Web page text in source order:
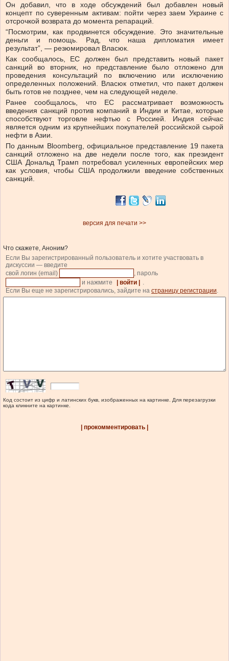
Он добавил, что в ходе обсуждений был добавлен новый
концепт по суверенным активам: пойти через заем Украине с
отсрочкой возврата до момента репараций.
“Посмотрим, как продвинется обсуждение. Это значительные
деньги и помощь. Рад, что наша дипломатия имеет
результат”, — резюмировал Власюк.
Как сообщалось, ЕС должен был представить новый пакет
санкций во вторник, но представление было отложено для
проведения консультаций по включению или исключению
определенных положений. Власюк отметил, что пакет должен
быть готов не позднее, чем на следующей неделе.
Ранее сообщалось, что ЕС рассматривает возможность
введения санкций против компаний в Индии и Китае, которые
способствуют торговле нефтью с Россией. Индия сейчас
является одним из крупнейших покупателей российской сырой
нефти в Азии.
По данным Bloomberg, официальное представление 19 пакета
санкций отложено на две недели после того, как президент
США Дональд Трамп потребовал усиленных европейских мер
как условия, чтобы США продолжили введение собственных
санкций.
версия для печати >>
Что скажете, Аноним?
Если Вы зарегистрированный пользователь и хотите участвовать в
дискуссии — введите
свой логин (email)
, пароль
и нажмите
| войти |
.
Если Вы еще не зарегистрировались, зайдите на страницу регистрации.
Код состоит из цифр и латинских букв, изображенных на картинке. Для перезагрузки
кода кликните на картинке.
| прокомментировать |